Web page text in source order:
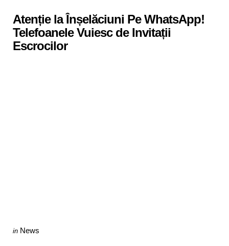
Atenție la Înșelăciuni Pe WhatsApp!
Telefoanele Vuiesc de Invitații
Escrocilor
Categories
Posted
in News